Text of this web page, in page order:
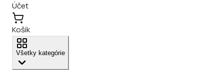
Účet
Košík
Všetky kategórie